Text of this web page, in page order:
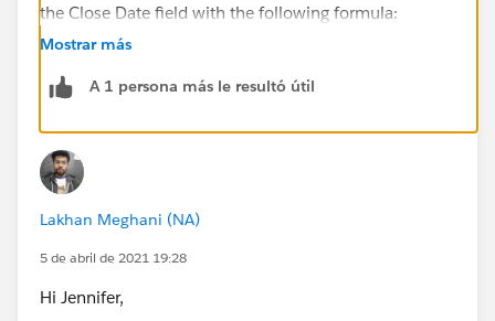
the Close Date field with the following formula:
Mostrar más
A 1 persona más le resultó útil
Lakhan Meghani (NA)
5 de abril de 2021 19:28
Hi Jennifer,